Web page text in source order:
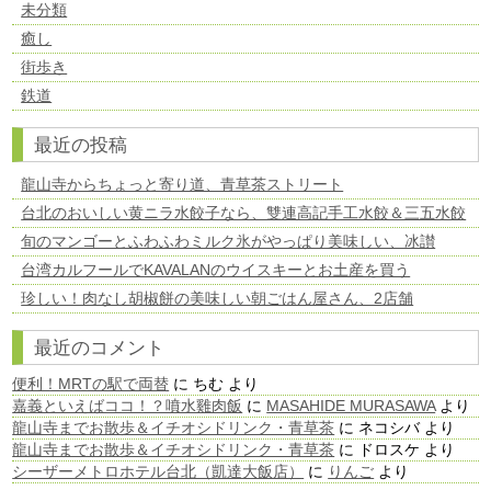
未分類
癒し
街歩き
鉄道
最近の投稿
龍山寺からちょっと寄り道、青草茶ストリート
台北のおいしい黄ニラ水餃子なら、雙連高記手工水餃＆三五水餃
旬のマンゴーとふわふわミルク氷がやっぱり美味しい、冰讃
台湾カルフールでKAVALANのウイスキーとお土産を買う
珍しい！肉なし胡椒餅の美味しい朝ごはん屋さん、2店舗
最近のコメント
便利！MRTの駅で両替 に ちむ より
嘉義といえばココ！？噴水雞肉飯 に MASAHIDE MURASAWAより
龍山寺までお散歩＆イチオシドリンク・青草茶 に ネコシバより
龍山寺までお散歩＆イチオシドリンク・青草茶 に ドロスケ より
シーザーメトロホテル台北（凱達大飯店）
に りんご より